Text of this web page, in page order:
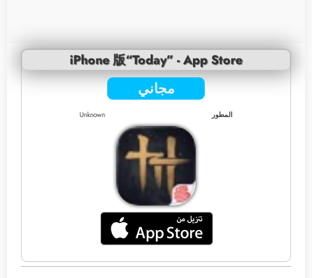
iPhone 版“Today” - App Store
مجاني
المطور Unknown